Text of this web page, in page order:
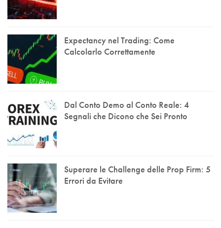
Expectancy nel Trading: Come
Calcolarlo Correttamente
Dal Conto Demo al Conto Reale: 4
Segnali che Dicono che Sei Pronto
Superare le Challenge delle Prop Firm: 5
Errori da Evitare